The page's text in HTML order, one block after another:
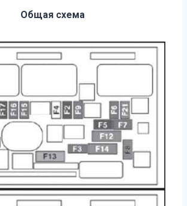
Общая схема